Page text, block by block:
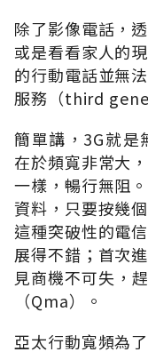
除了影像電話，
或是看看家人的
的行動電話並無
服務（third
簡單講，3G就是
在於頻寬非常大
一樣，暢行無阻
資料，只要按幾
這種突破性的電
展得不錯；首次
見商機不可失，
（Qma）。
亞太行動寬頻為